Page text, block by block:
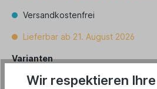
Versandkostenfrei
Lieferbar ab 21. August 2026
Varianten
Varianten
Wir respektieren